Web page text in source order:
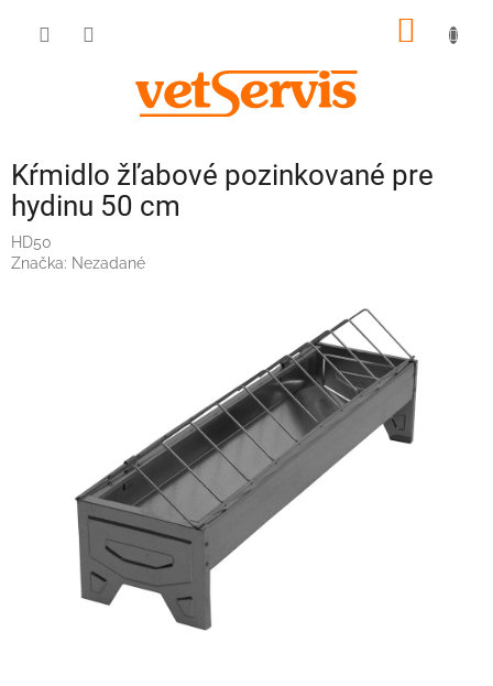
Kŕmidlo žľabové pozinkované pre
hydinu 50 cm
HD50
Značka: Nezadané